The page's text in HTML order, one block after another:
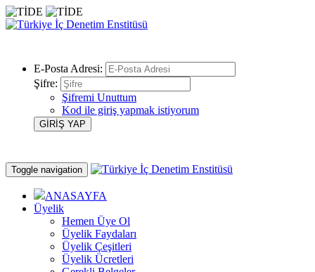
E-Posta Adresi:
Şifre:
Şifremi Unuttum
Kod ile giriş yapmak istiyorum
Toggle navigation
ANASAYFA
Üyelik
Hemen Üye Ol
Üyelik Faydaları
Üyelik Çeşitleri
Üyelik Ücretleri